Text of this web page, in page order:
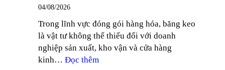
TẠI
THUẬN
AN
04/08/2026
Trong lĩnh vực đóng gói hàng hóa, băng keo
là vật tư không thể thiếu đối với doanh
nghiệp sản xuất, kho vận và cửa hàng
kinh… Đọc thêm